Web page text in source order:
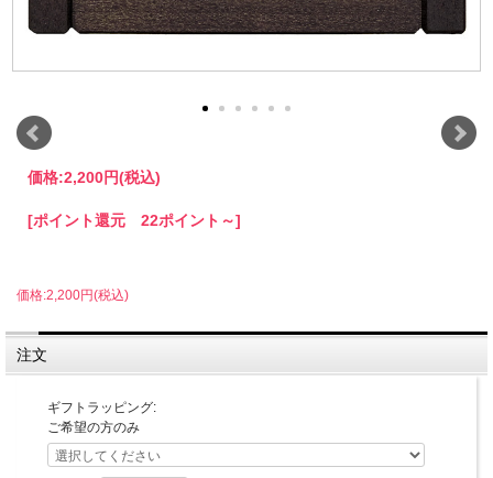
価格:2,200円(税込)
[ポイント還元 22ポイント～]
価格:2,200円(税込)
注文
ギフトラッピング:
ご希望の方のみ